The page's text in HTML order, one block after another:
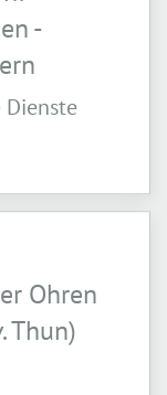
-
Ohren
Thun)